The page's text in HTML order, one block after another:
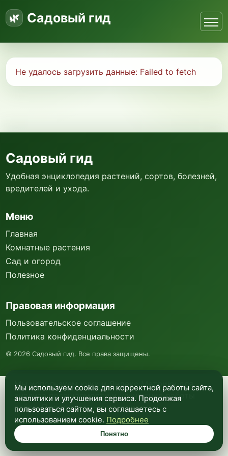
Садовый гид
Не удалось загрузить данные: Failed to fetch
Мы используем куки и Яндекс Метрику для
анализа посещаемости и улучшения работы
сайта. Подробнее —в политике
конфиденциальности.
Понятно
Садовый гид
Удобная энциклопедия растений, сортов, болезней,
вредителей и ухода.
Меню
Главная
Комнатные растения
Сад и огород
Полезное
Правовая информация
Пользовательское соглашение
Политика конфиденциальности
© 2026 Садовый гид. Все права защищены.
Мы используем cookie для корректной работы сайта,
аналитики и улучшения сервиса. Продолжая
пользоваться сайтом, вы соглашаетесь с
использованием cookie. Подробнее
Понятно